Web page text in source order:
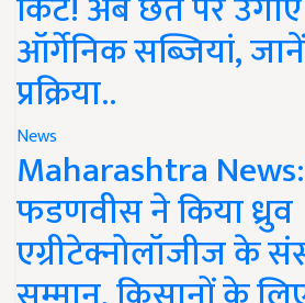
ऑर्गेनिक सब्जियां,
प्रक्रिया..
News
Maharashtra
फडणवीस ने किया ध्रुव
एग्रीटेक्नोलॉजीज के